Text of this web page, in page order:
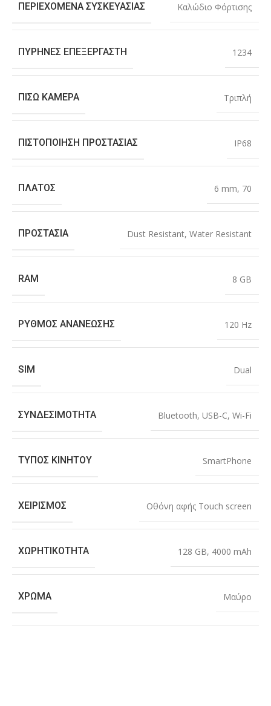
ΠΕΡΙΕΧΌΜΕΝΑ ΣΥΣΚΕΥΑΣΊΑΣ Καλώδιο Φόρτισης
ΠΥΡΉΝΕΣ ΕΠΕΞΕΡΓΑΣΤΉ 1234
ΠΊΣΩ ΚΆΜΕΡΑ Τριπλή
ΠΙΣΤΟΠΟΊΗΣΗ ΠΡΟΣΤΑΣΊΑΣ IP68
ΠΛΆΤΟΣ 6 mm, 70
ΠΡΟΣΤΑΣΊΑ Dust Resistant, Water Resistant
RAM 8 GB
ΡΥΘΜΌΣ ΑΝΑΝΈΩΣΗΣ 120 Hz
SIM Dual
ΣΥΝΔΕΣΙΜΌΤΗΤΑ Bluetooth, USB-C, Wi-Fi
ΤΎΠΟΣ ΚΙΝΗΤΟΎ SmartPhone
ΧΕΙΡΙΣΜΌΣ Οθόνη αφής Touch screen
ΧΩΡΗΤΙΚΌΤΗΤΑ 128 GB, 4000 mAh
ΧΡΏΜΑ Μαύρο